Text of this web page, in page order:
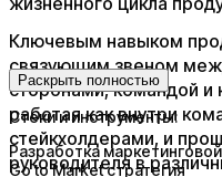
​Ключевым навыком
связующим звеном
сторонами, командой и
работая как внутри
стейкхолдерами, и
руководителя в
Раскрыть полностью
Стеки и инструменты:
Разработка
Go to Market стратегия